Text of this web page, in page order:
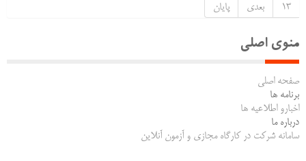
13
بعدی پایان
منوی اصلی
صفحه اصلی
برنامه ها
اخبارو اطلاعیه ها
درباره ما
سامانه شرکت در کارگاه مجازی و آزمون آنلاین